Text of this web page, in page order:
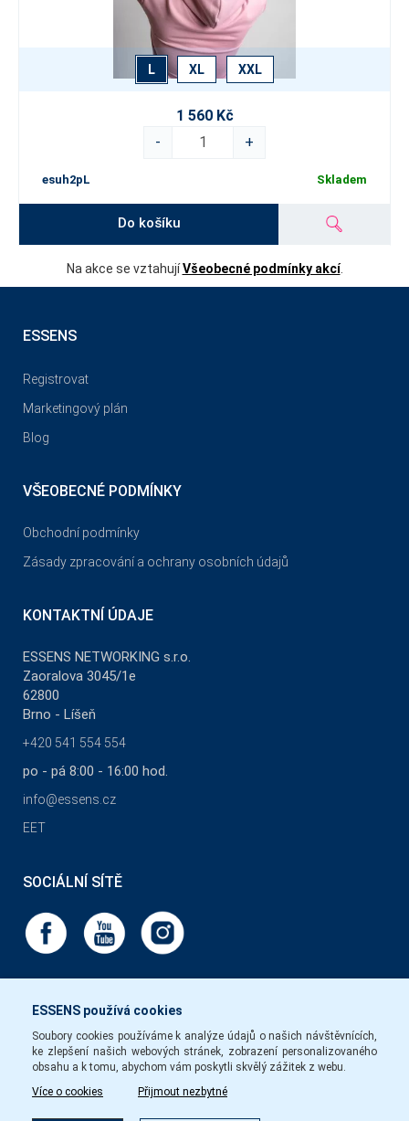
L XL XXL
1 560 Kč
-
+
esuh2pL Skladem
Do košíku
Na akce se vztahujíVšeobecné podmínky akcí.
ESSENS používá cookies
Soubory cookies používáme k analýze údajů o našich návštěvnících,
ke zlepšení našich webových stránek, zobrazení personalizovaného
obsahu a k tomu, abychom vám poskytli skvělý zážitek z webu.
Více o cookies
Přijmout nezbytné
ESSENS
Registrovat
Marketingový plán
Blog
VŠEOBECNÉ PODMÍNKY
Obchodní podmínky
Zásady zpracování a ochrany osobních údajů
KONTAKTNÍ ÚDAJE
ESSENS NETWORKING s.r.o.
Zaoralova 3045/1e
62800
Brno - Líšeň
+420 541 554 554
po - pá 8:00 - 16:00 hod.
info@essens.cz
EET
SOCIÁLNÍ SÍTĚ